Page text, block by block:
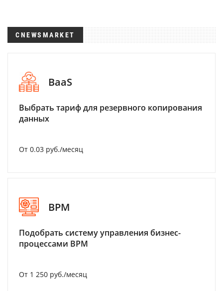
CNEWSMARKET
BaaS
Выбрать тариф для резервного копирования
данных
От 0.03 руб./месяц
BPM
Подобрать систему управления бизнес-
процессами BPM
От 1 250 руб./месяц